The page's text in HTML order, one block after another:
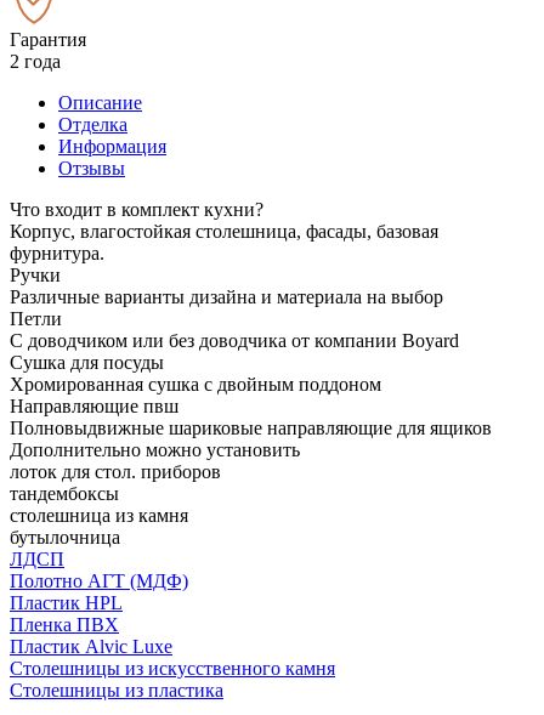
Гарантия
2 года
Описание
Отделка
Информация
Отзывы
Что входит в комплект кухни?
Корпус, влагостойкая столешница, фасады, базовая
фурнитура.
Ручки
Различные варианты дизайна и материала на выбор
Петли
С доводчиком или без доводчика от компании Boyard
Сушка для посуды
Хромированная сушка с двойным поддоном
Направляющие пвш
Полновыдвижные шариковые направляющие для ящиков
Дополнительно можно установить
лоток для стол. приборов
тандембоксы
столешница из камня
бутылочница
ЛДСП
Полотно АГТ (МДФ)
Пластик HPL
Пленка ПВХ
Пластик Alvic Luxe
Столешницы из искусственного камня
Столешницы из пластика